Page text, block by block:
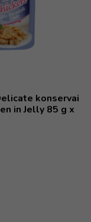
konservai
in Jelly 85 g x